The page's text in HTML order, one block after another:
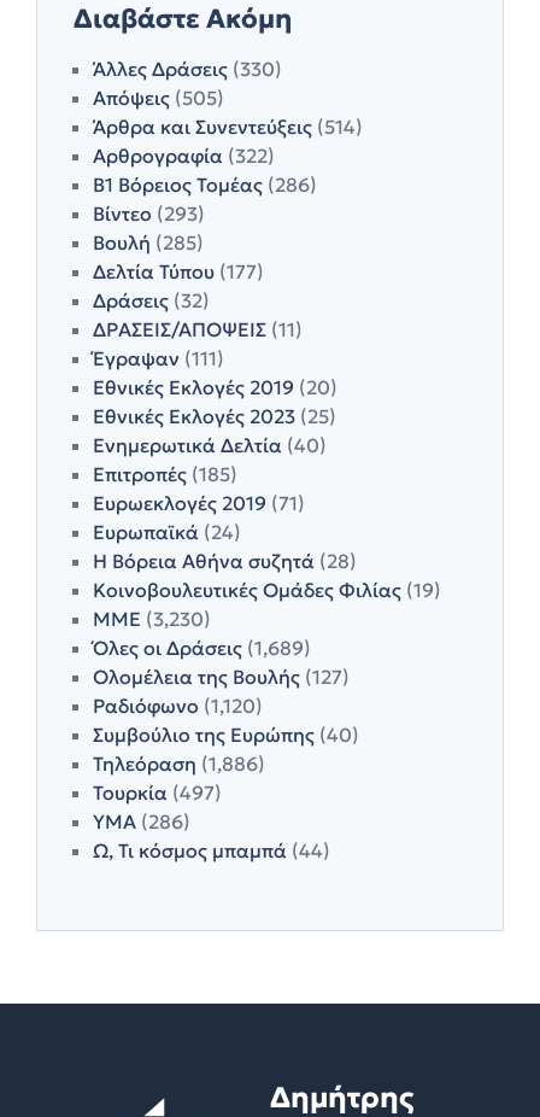
Διαβάστε Ακόμη
Άλλες Δράσεις (330)
Απόψεις (505)
Άρθρα και Συνεντεύξεις (514)
Αρθρογραφία (322)
Β1 Βόρειος Τομέας (286)
Βίντεο (293)
Βουλή (285)
Δελτία Τύπου (177)
Δράσεις (32)
ΔΡΑΣΕΙΣ/ΑΠΟΨΕΙΣ (11)
Έγραψαν (111)
Εθνικές Εκλογές 2019 (20)
Εθνικές Εκλογές 2023 (25)
Ενημερωτικά Δελτία (40)
Επιτροπές (185)
Ευρωεκλογές 2019 (71)
Ευρωπαϊκά (24)
Η Βόρεια Αθήνα συζητά (28)
Κοινοβουλευτικές Ομάδες Φιλίας (19)
ΜΜΕ (3,230)
Όλες οι Δράσεις (1,689)
Ολομέλεια της Βουλής (127)
Ραδιόφωνο (1,120)
Συμβούλιο της Ευρώπης (40)
Τηλεόραση (1,886)
Τουρκία (497)
ΥΜΑ (286)
Ω, Τι κόσμος μπαμπά (44)
Δημήτρης